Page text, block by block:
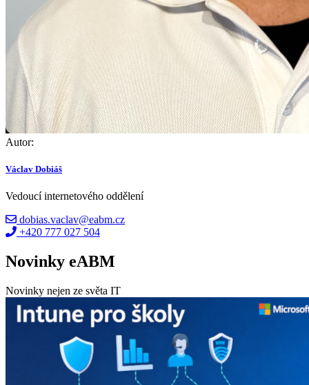
Autor:
Václav Dobiáš
Vedoucí internetového oddělení
dobias.vaclav@eabm.cz
+420 777 027 504
Novinky eABM
Novinky nejen ze světa IT